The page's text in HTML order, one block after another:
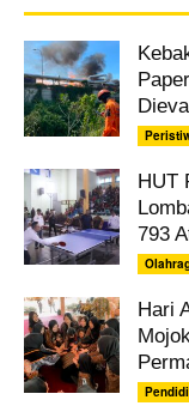
HUT
793
Hari